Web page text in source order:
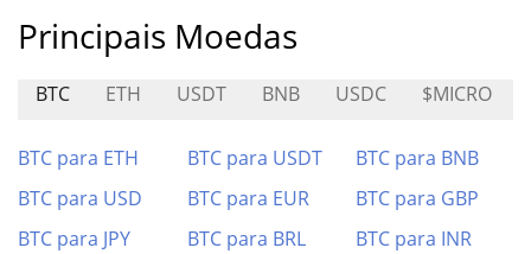
Principais Moedas
BTC ETH USDT BNB USDC $MICRO
BTC para ETH BTC para USDT
BTC para BNB
BTC para USD
BTC para EUR
BTC para GBP
BTC para JPY
BTC para BRL
BTC para INR